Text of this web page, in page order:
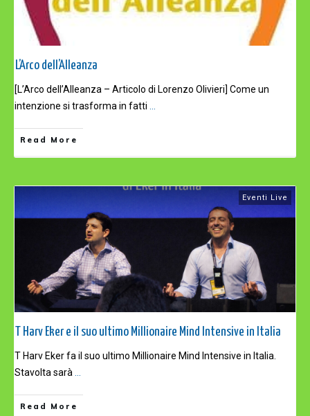
L’Arco dell’Alleanza
[L’Arco dell’Alleanza – Articolo di Lorenzo Olivieri] Come un
intenzione si trasforma in fatti
Read More
Eventi Live
T Harv Eker e il suo ultimo Millionaire Mind Intensive in Italia
T Harv Eker fa il suo ultimo Millionaire Mind Intensive in Italia.
Stavolta sarà
Read More